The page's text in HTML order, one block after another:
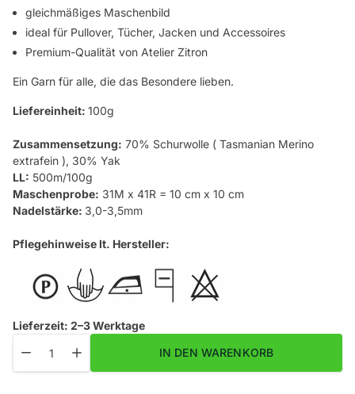
gleichmäßiges Maschenbild
ideal für Pullover, Tücher, Jacken und Accessoires
Premium-Qualität von Atelier Zitron
Ein Garn für alle, die das Besondere lieben.
Liefereinheit: 100g
Zusammensetzung: 70% Schurwolle ( Tasmanian Merino
extrafein ), 30% Yak
LL: 500m/100g
Maschenprobe: 31M x 41R = 10 cm x 10 cm
Nadelstärke: 3,0-3,5mm
Pflegehinweise lt. Hersteller:
Lieferzeit: 2–3 Werktage
Menge für Yak Fb. 30 verringern
Menge für Yak Fb. 30 erhöhen
IN DEN WARENKORB